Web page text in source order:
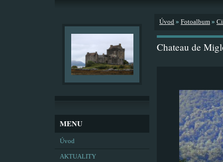
MENU
Úvod
AKTUALITY
Úvod » Fotoalbum »
Chateau de